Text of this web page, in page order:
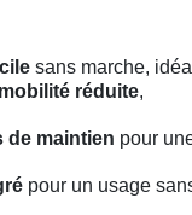
sans marche,
réduite,
de maintien pour
pour un usage